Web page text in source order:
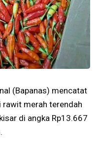
(Bapanas) mencatat
rawit merah terendah
di angka Rp13.667